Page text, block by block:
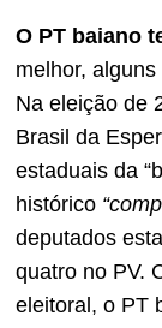
O PT baiano
melhor,
Na eleição de
Brasil da
estaduais da
histórico
deputados
quatro no PV.
eleitoral, o PT